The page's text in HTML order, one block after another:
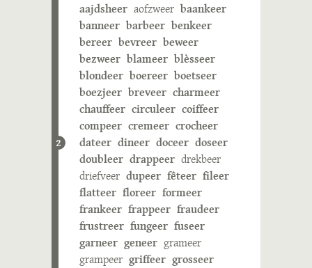
2
aajdsheer aofzweer baankeer
banneer barbeer benkeer
bereer bevreer beweer
bezweer blameer blèsseer
blondeer boereer boetseer
boezjeer breveer charmeer
chauffeer circuleer coiffeer
compeer cremeer crocheer
dateer dineer doceer doseer
doubleer drappeer drekbeer
driefveer dupeer fêteer fileer
flatteer floreer formeer
frankeer frappeer fraudeer
frustreer fungeer fuseer
garneer geneer grameer
grampeer griffeer grosseer